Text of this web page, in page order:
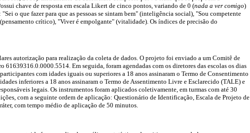
chave de resposta em escala Likert de cinco pontos, variando de 0 (nada a ver comigo)
o que fazer para que as pessoas se sintam bem" (inteligência social), "Sou competente
crítico), "Viver é empolgante" (vitalidade). Os índices de precisão do
autorização para realização da coleta de dados. O projeto foi enviado a um Comitê de
61639316.0.0000.5514. Em seguida, foram agendadas com os diretores das escolas os dias
com idades iguais ou superiores a 18 anos assinaram o Termo de Consentimento
inferiores a 18 anos assinaram o Termo de Assentimento Livre e Esclarecido (TALE) e
legais. Os instrumentos foram aplicados coletivamente, em turmas com até 30
com a seguinte ordem de aplicação: Questionário de Identificação, Escala de Projeto de
com tempo médio de aplicação de 50 minutos.